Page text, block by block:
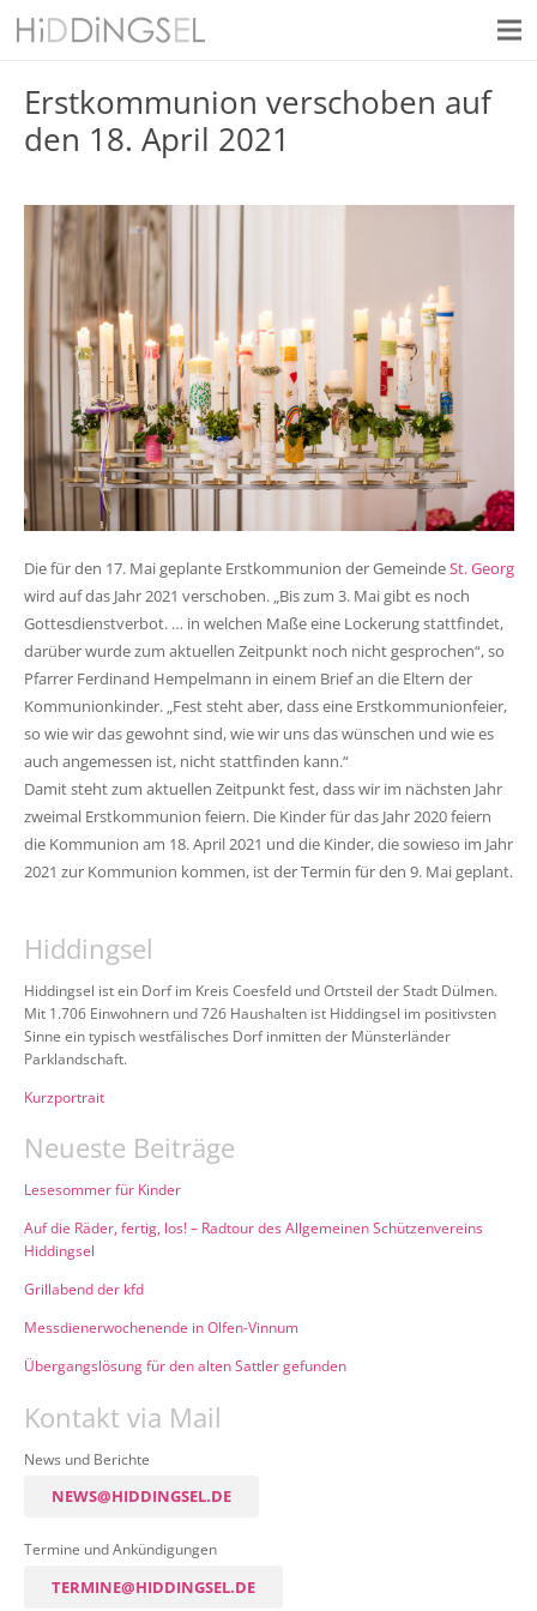
Erstkommunion verschoben auf
den 18. April 2021
Die für den 17. Mai geplante Erstkommunion der GemeindeSt. Georg
wird auf das Jahr 2021 verschoben. „Bis zum 3. Mai gibt es noch
Gottesdienstverbot. … in welchen Maße eine Lockerung stattfindet,
darüber wurde zum aktuellen Zeitpunkt noch nicht gesprochen“, so
Pfarrer Ferdinand Hempelmann in einem Brief an die Eltern der
Kommunionkinder. „Fest steht aber, dass eine Erstkommunionfeier,
so wie wir das gewohnt sind, wie wir uns das wünschen und wie es
auch angemessen ist, nicht stattfinden kann.“
Damit steht zum aktuellen Zeitpunkt fest, dass wir im nächsten Jahr
zweimal Erstkommunion feiern. Die Kinder für das Jahr 2020 feiern
die Kommunion am 18. April 2021 und die Kinder, die sowieso im Jahr
2021 zur Kommunion kommen, ist der Termin für den 9. Mai geplant.
Hiddingsel
Hiddingsel ist ein Dorf im Kreis Coesfeld und Ortsteil der Stadt Dülmen.
Mit 1.706 Einwohnern und 726 Haushalten ist Hiddingsel im positivsten
Sinne ein typisch westfälisches Dorf inmitten der Münsterländer
Parklandschaft.
Kurzportrait
Neueste Beiträge
Lesesommer für Kinder
Auf die Räder, fertig, los! – Radtour des Allgemeinen Schützenvereins
Hiddingsel
Grillabend der kfd
Messdienerwochenende in Olfen-Vinnum
Übergangslösung für den alten Sattler gefunden
Kontakt via Mail
News und Berichte
NEWS@HIDDINGSEL.DE
Termine und Ankündigungen
TERMINE@HIDDINGSEL.DE